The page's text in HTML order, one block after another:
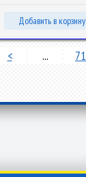
Добавить в корзину
< ... 71